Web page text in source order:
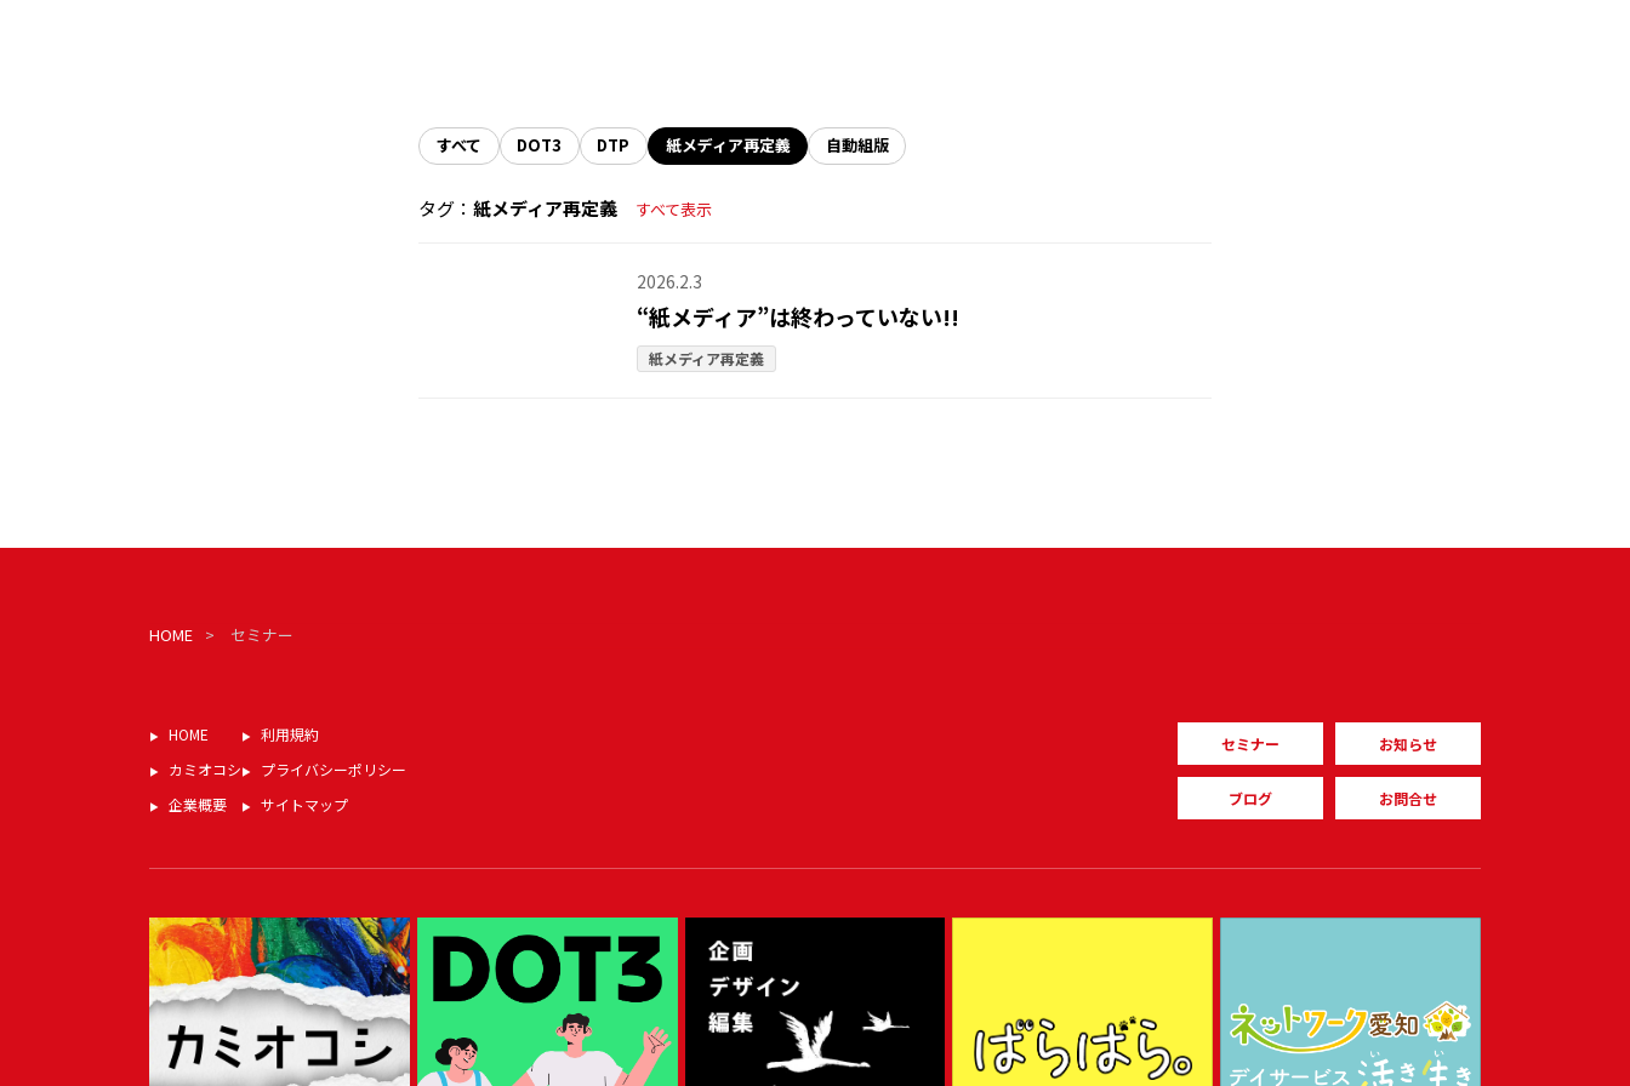
すべて DOT3 DTP 紙メディア再定義 自動組版
タグ：紙メディア再定義 すべて表示
2026.2.3
“紙メディア”は終わっていない!!
紙メディア再定義
HOME セミナー
HOME
カミオコシ
企業概要
利用規約
プライバシーポリシー
サイトマップ
セミナー お知らせ
ブログ お問合せ